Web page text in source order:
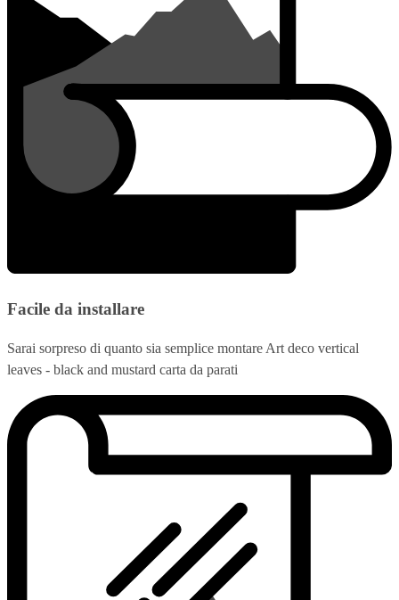
Facile da installare
Sarai sorpreso di quanto sia semplice montare Art deco vertical
leaves - black and mustard carta da parati